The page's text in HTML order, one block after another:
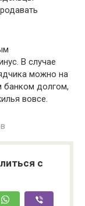
В случае
можно на
банком долгом,
вовсе.
с